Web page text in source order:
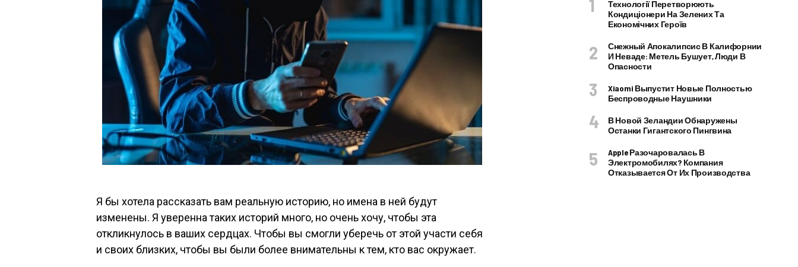
Я бы хотела рассказать вам реальную историю, но имена в ней будут
изменены. Я уверенна таких историй много, но очень хочу, чтобы эта
откликнулось в ваших сердцах. Чтобы вы смогли уберечь от этой участи себя
и своих близких, чтобы вы были более внимательны к тем, кто вас окружает.
Технології Перетворюють
Кондиціонери На Зелених Та
Економічних Героїв
Снежный Апокалипсис В Калифорнии
И Неваде: Метель Бушует, Люди В
Опасности
Xiaomi Выпустит Новые Полностью
Беспроводные Наушники
В Новой Зеландии Обнаружены
Останки Гигантского Пингвина
Apple Разочаровалась В
Электромобилях? Компания
Отказывается От Их Производства